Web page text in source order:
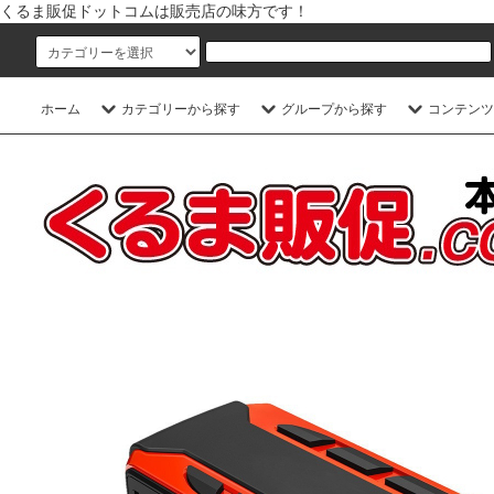
くるま販促ドットコムは販売店の味方です！
ホーム カテゴリーから探す グループから探す コンテン